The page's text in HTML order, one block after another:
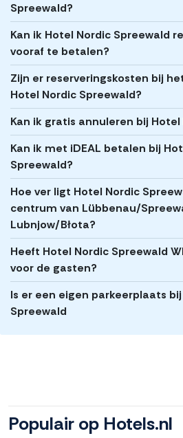
Spreewald?
Kan ik Hotel Nordic Spreewald
vooraf te betalen?
Zijn er reserveringskosten bij
Hotel Nordic Spreewald?
Kan ik gratis annuleren bij
Kan ik met iDEAL betalen bij
Spreewald?
Hoe ver ligt Hotel Nordic
centrum van Lübbenau/
Lubnjow/Błota?
Heeft Hotel Nordic Spreewald
voor de gasten?
Is er een eigen parkeerplaats
Spreewald
Populair op Hotels.nl